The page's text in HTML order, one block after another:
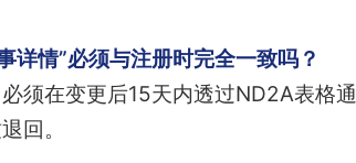
详情”必须与注册时完全一致吗？
须在变更后15天内透过ND2A表格
回。